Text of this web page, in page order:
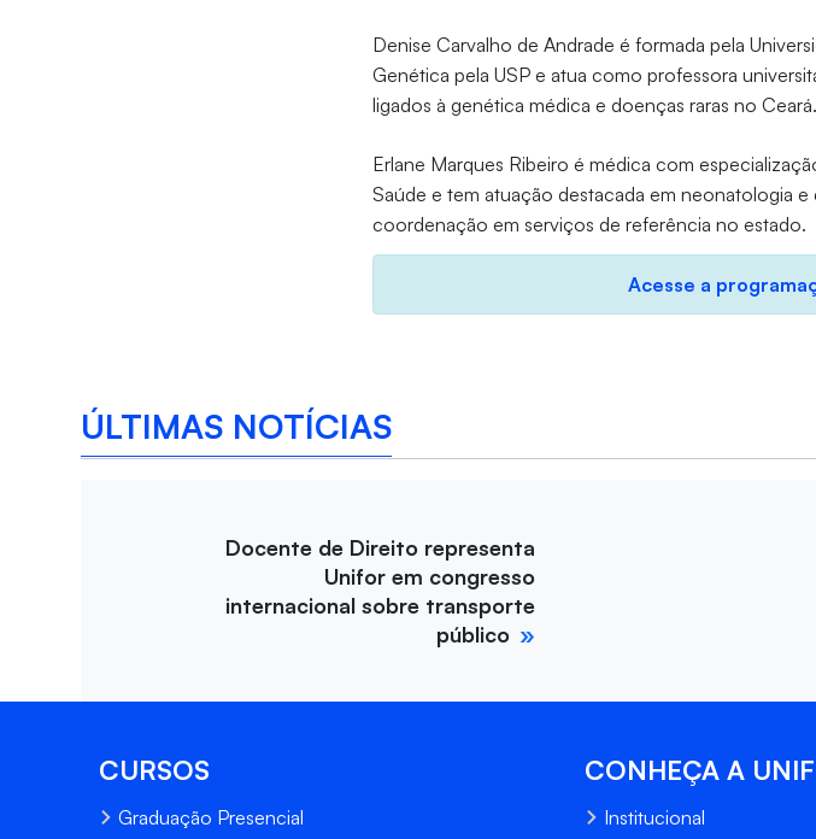
Denise Carvalho de Andrade é formada pela
Genética pela USP e atua como professora
ligados à genética médica e doenças raras no Ceará.
Erlane Marques Ribeiro é médica com
Saúde e tem atuação destacada em neonatologia
coordenação em serviços de referência no estado.
Acesse a
ÚLTIMAS NOTÍCIAS
Docente de Direito representa
Unifor em congresso
internacional sobre transporte
público
CURSOS
Graduação Presencial
CONHEÇA A
Institucional